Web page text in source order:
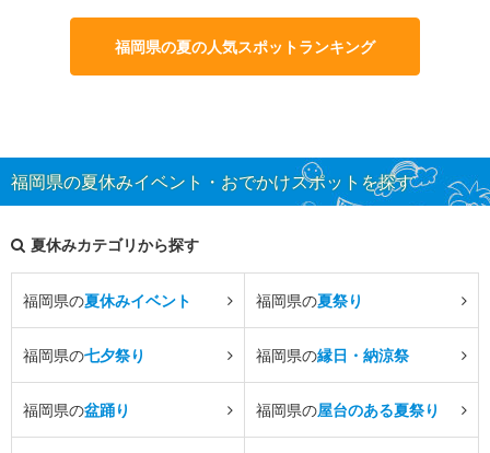
福岡県の夏の人気スポットランキング
福岡県の夏休みイベント・おでかけスポットを探す
夏休みカテゴリから探す
福岡県の夏休みイベント 福岡県の夏祭り
福岡県の七夕祭り 福岡県の縁日・納涼祭
福岡県の盆踊り 福岡県の屋台のある夏祭り